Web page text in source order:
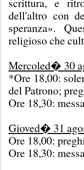
dell'altro con
speranza».
religioso che
Mercoled� 30
*Ore 18,00:
del Patrono;
Ore 18,30:
Gioved� 31
Ore 18,00:
Ore 18,30: